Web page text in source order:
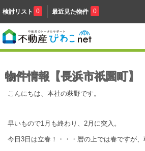
検討リスト 0 最近見た物件 0
物件情報【長浜市祇園町】
こんにちは、本社の萩野です。
早いもので1月も終わり、2月に突入。
今日3日は立春！・・・暦の上では春ですが、